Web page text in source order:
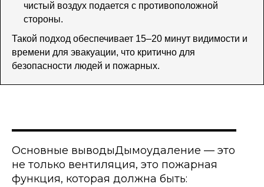
чистый воздух подается с противоположной
стороны.
Такой подход обеспечивает 15–20 минут видимости и
времени для эвакуации, что критично для
безопасности людей и пожарных.
Основные выводыДымоудаление — это
не только вентиляция, это пожарная
функция, которая должна быть: